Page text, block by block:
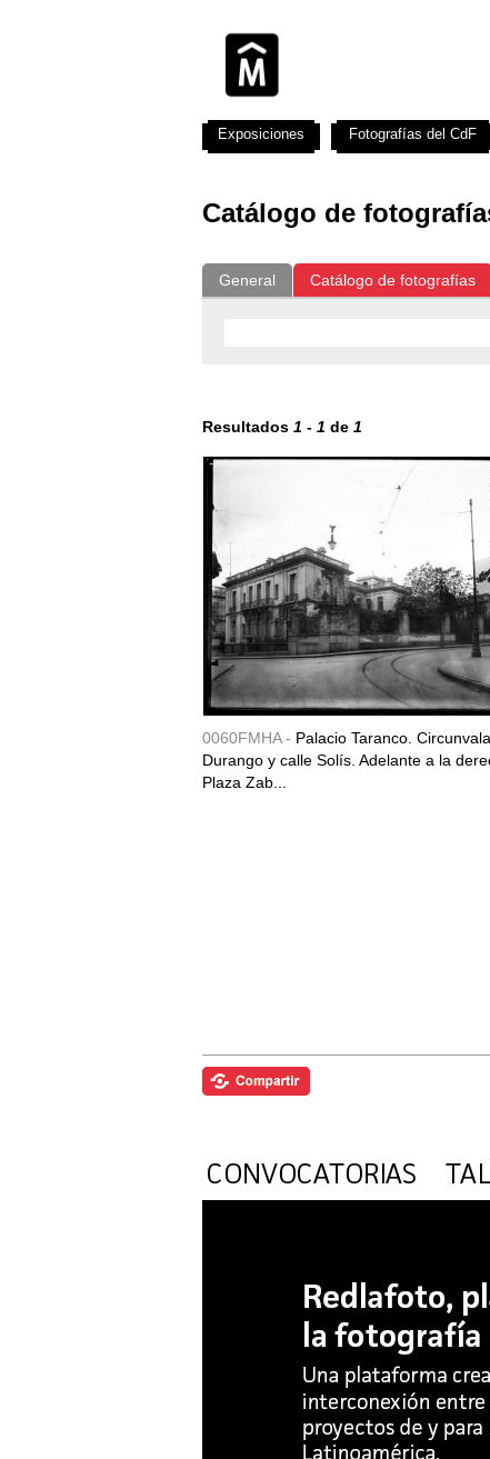
Catálogo de
General Catálogo de fotografías
Resultados 1 - 1 de 1
0060FMHA - Palacio Taranco.
Durango y calle Solís. Adelante a la
Plaza Zab...
Exposiciones Fotografías del CdF